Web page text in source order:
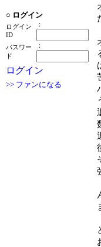
○ ログイン
ログイン
ID
：
パスワー
ド
：
ログイン
>> ファンになる